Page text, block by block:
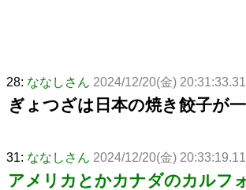
28: ななしさん 2024/12/20(金)
ぎょつざは日本の焼き餃子が
31: ななしさん 2024/12/20(金) 20:33:19.11
アメリカとかカナダのカルフ